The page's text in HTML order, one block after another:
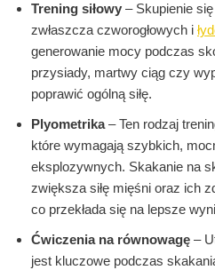
Trening siłowy – Skupienie
zwłaszcza czworogłowych i
generowanie mocy podczas
przysiady, martwy ciąg czy
poprawić ogólną siłę.
Plyometrika– Ten rodzaj
które wymagają szybkich,
eksplozywnych. Skakanie na
zwiększa siłę mięśni oraz ich
co przekłada się na lepsze
Ćwiczenia na równowagę –
jest kluczowe podczas